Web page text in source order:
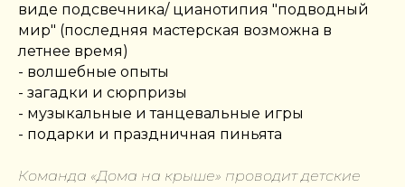
виде подсвечника/ цианотипия "подводный
мир" (последняя мастерская возможна в
летнее время)
- волшебные опыты
- загадки и сюрпризы
- музыкальные и танцевальные игры
- подарки и праздничная пиньята
Команда «Дома на крыше» проводит детские